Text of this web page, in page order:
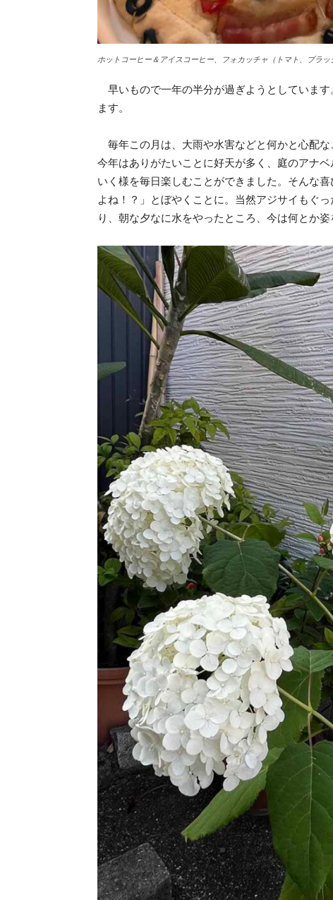
ホットコーヒー＆アイスコーヒー、フォカッチャ（トマト、ブラ
早いもので一年の半分が過ぎようとしていま
ます。
毎年この月は、大雨や水害などと何かと心配な
今年はありがたいことに好天が多く、庭のアナ
いく様を毎日楽しむことができました。そんな
よね！？」とぼやくことに。当然アジサイもぐ
り、朝な夕なに水をやったところ、今は何とか姿